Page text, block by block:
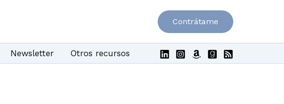
Contrátame
Newsletter Otros recursos